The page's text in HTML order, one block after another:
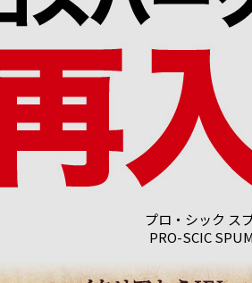
プロ・シック ス
PRO-SCIC